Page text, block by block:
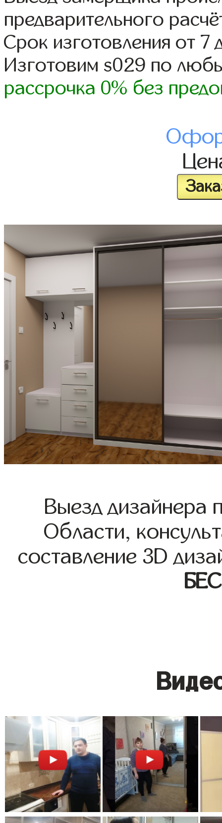
предварительного
Срок изготовления от 7
Изготовим s029 по
рассрочка 0% без
Выезд дизайнера
Области,
составление 3D